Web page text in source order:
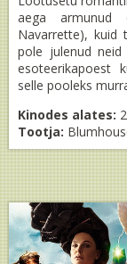
aega armunud
Navarrette), kuid
pole julenud
esoteerikapoest
selle pooleks
Kinodes alates:
Tootja: